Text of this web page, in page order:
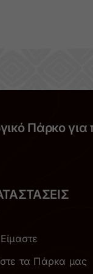
Πάρκο
τα Πάρκα μας